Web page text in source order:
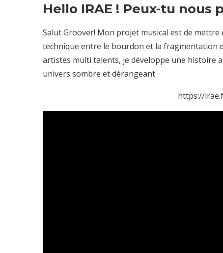
Hello IRAE ! Peux-tu
Salut Groover! Mon projet musical est de mettre
technique entre le bourdon et la fragmentation
artistes multi talents, je développe une histoire
univers sombre et dérangeant.
https://